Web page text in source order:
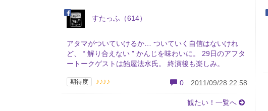
すたっふ（614）
アタマがついていけるか… ついていく自信はないけれ
ど、 “ 解り合えない ” かんじを味わいに。 29日のアフタ
ートークゲストは飴屋法水氏。 終演後も楽しみ。
期待度 ♪♪♪♪ 0 2011/09/28 22:58
観たい！一覧へ